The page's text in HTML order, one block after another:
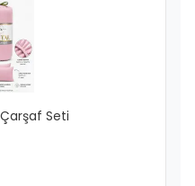
Seti